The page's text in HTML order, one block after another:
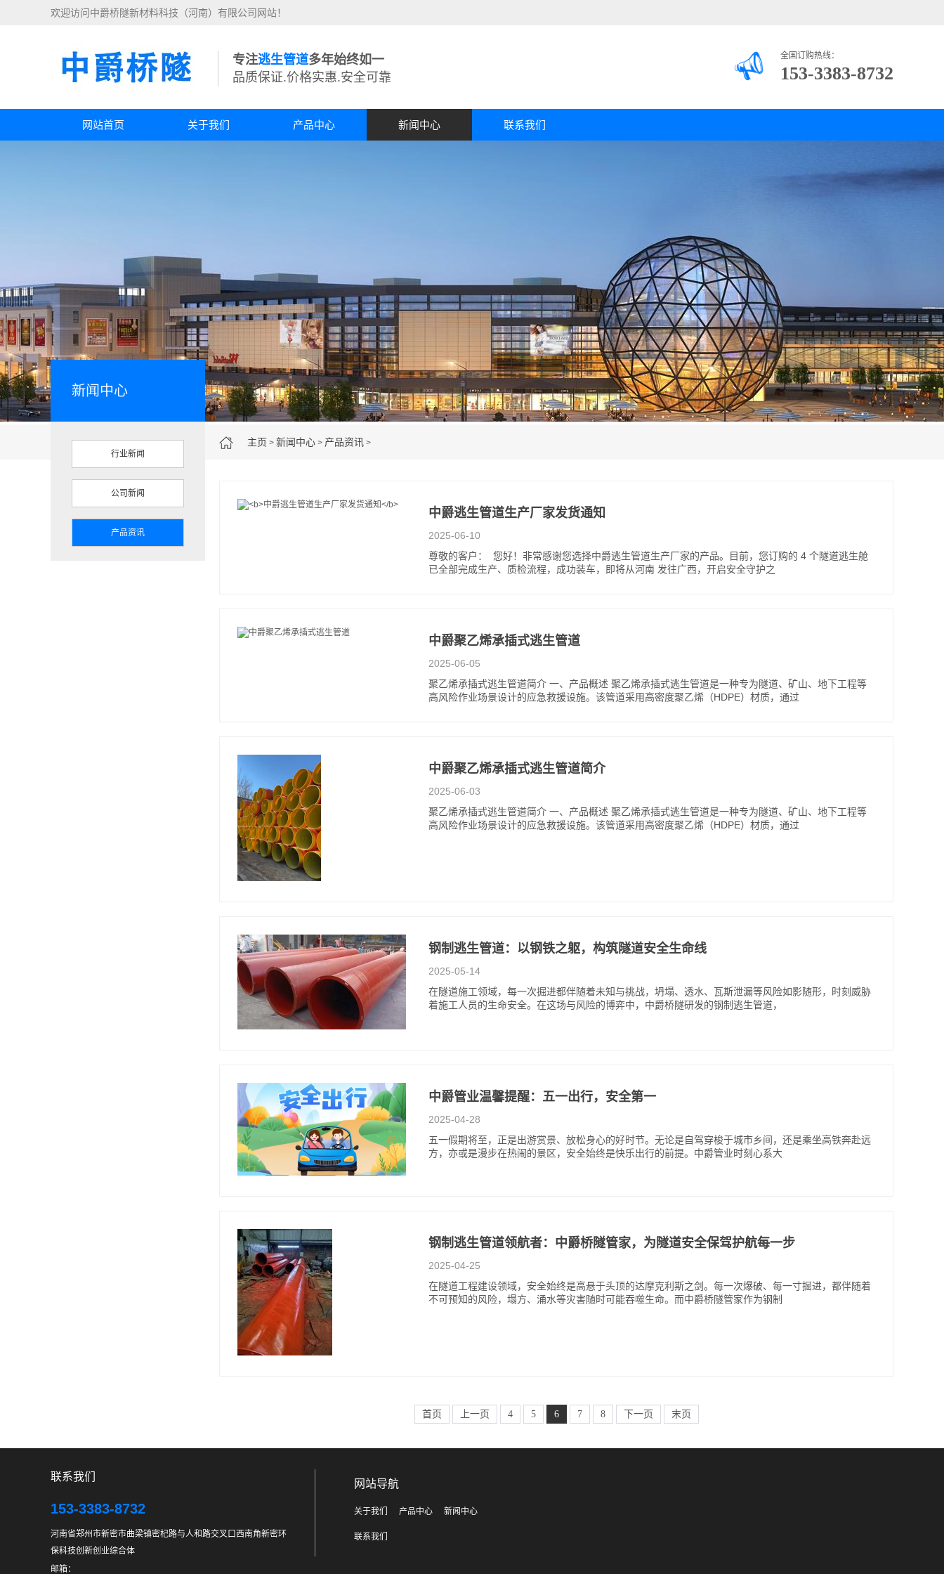
欢迎访问中爵桥隧新材料科技（河南）有限公司网站！
专注逃生管道多年始终如一
品质保证.价格实惠.安全可靠
全国订购热线：
153-3383-8732
网站首页 关于我们 产品中心 新闻中心 联系我们
主页 > 新闻中心 > 产品资讯 >
新闻中心
行业新闻
公司新闻
产品资讯
中爵逃生管道生产厂家发货通知​
2025-06-10
尊敬的客户： ​ 您好！非常感谢您选择中爵逃生管道生产厂家的产品。目前，您订购的 4 个隧道逃生舱
已全部完成生产、质检流程，成功装车，即将从河南 发往广西，开启安全守护之
中爵聚乙烯承插式逃生管道
2025-06-05
聚乙烯承插式逃生管道简介 一、产品概述 聚乙烯承插式逃生管道是一种专为隧道、矿山、地下工程等
高风险作业场景设计的应急救援设施。该管道采用高密度聚乙烯（HDPE）材质，通过
中爵聚乙烯承插式逃生管道简介
2025-06-03
聚乙烯承插式逃生管道简介 一、产品概述 聚乙烯承插式逃生管道是一种专为隧道、矿山、地下工程等
高风险作业场景设计的应急救援设施。该管道采用高密度聚乙烯（HDPE）材质，通过
钢制逃生管道：以钢铁之躯，构筑隧道安全生命线​
2025-05-14
在隧道施工领域，每一次掘进都伴随着未知与挑战，坍塌、透水、瓦斯泄漏等风险如影随形，时刻威胁
着施工人员的生命安全。在这场与风险的博弈中，中爵桥隧研发的钢制逃生管道，
中爵管业温馨提醒：五一出行，安全第一​
2025-04-28
五一假期将至，正是出游赏景、放松身心的好时节。无论是自驾穿梭于城市乡间，还是乘坐高铁奔赴远
方，亦或是漫步在热闹的景区，安全始终是快乐出行的前提。中爵管业时刻心系大
钢制逃生管道领航者：中爵桥隧管家，为隧道安全保驾护航每一步
2025-04-25
在隧道工程建设领域，安全始终是高悬于头顶的达摩克利斯之剑。每一次爆破、每一寸掘进，都伴随着
不可预知的风险，塌方、涌水等灾害随时可能吞噬生命。而中爵桥隧管家作为钢制
首页 上一页 4 5 6 7 8 下一页 末页
联系我们
153-3383-8732
河南省郑州市新密市曲梁镇密杞路与人和路交叉口西南角新密环
保科技创新创业综合体
邮箱：
网站导航
关于我们 产品中心 新闻中心
联系我们